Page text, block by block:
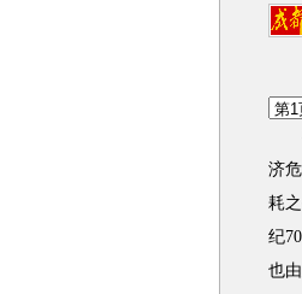
在
济
耗
纪
也